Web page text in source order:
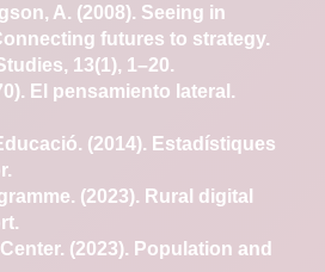
A. (2008). Seeing in
futures to strategy.
13(1), 1–20.
El pensamiento lateral.
(2014). Estadístiques
(2023). Rural digital
(2023). Population and